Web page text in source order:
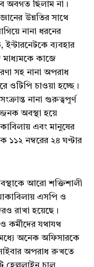
অবগত ছিলাম না।
উন্নতির সাথে
নানা ধরনের
ব্যবহার
মাধ্যমকে কাজে
সহ নানা অপরাধ
ওটিপি চাওয়া হচ্ছে।
নানা গুরুত্বপূর্ণ
অবস্থা হয়ে
এবং মানুষের
১১২ নম্বরের ২৪ ঘণ্টার
আরো শক্তিশালী
এসপি ও
রাখা হয়েছে।
কর্মীদের যথাযথ
অনেক অফিসারকে
অপরাধ রুখতে